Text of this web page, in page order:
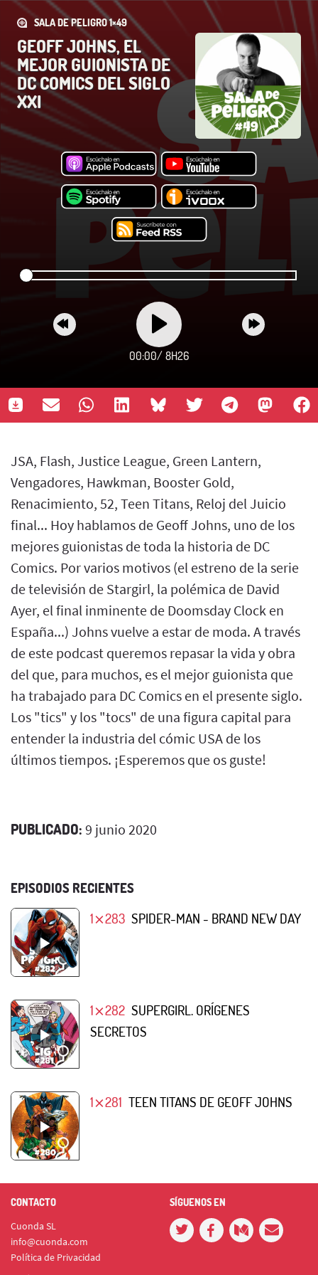
SALA DE PELIGRO 1×49
GEOFF JOHNS, EL
MEJOR GUIONISTA DE
DC COMICS DEL SIGLO
XXI
00:00/ 8H26
JSA, Flash, Justice League, Green Lantern,
Vengadores, Hawkman, Booster Gold,
Renacimiento, 52, Teen Titans, Reloj del Juicio
final... Hoy hablamos de Geoff Johns, uno de los
mejores guionistas de toda la historia de DC
Comics. Por varios motivos (el estreno de la serie
de televisión de Stargirl, la polémica de David
Ayer, el final inminente de Doomsday Clock en
España...) Johns vuelve a estar de moda. A través
de este podcast queremos repasar la vida y obra
del que, para muchos, es el mejor guionista que
ha trabajado para DC Comics en el presente siglo.
Los "tics" y los "tocs" de una figura capital para
entender la industria del cómic USA de los
últimos tiempos. ¡Esperemos que os guste!
PUBLICADO: 9 junio 2020
EPISODIOS RECIENTES
1⨯283 SPIDER-MAN - BRAND NEW DAY
1⨯282 SUPERGIRL. ORÍGENES
SECRETOS
1⨯281 TEEN TITANS DE GEOFF JOHNS
CONTACTO
Cuonda SL
info@cuonda.com
Política de Privacidad
SÍGUENOS EN